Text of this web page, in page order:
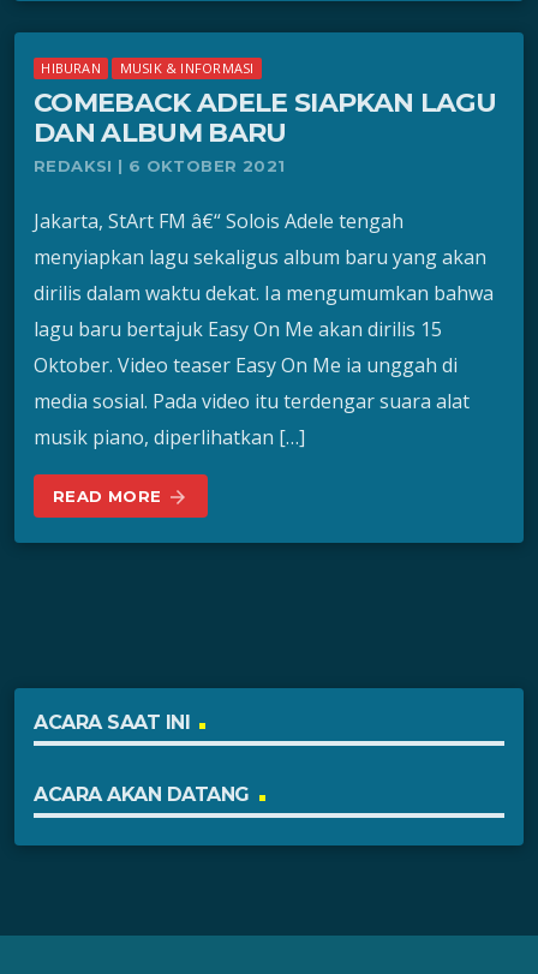
HIBURAN MUSIK & INFORMASI
COMEBACK ADELE SIAPKAN LAGU
DAN ALBUM BARU
REDAKSI | 6 OKTOBER 2021
Jakarta, StArt FM â€“ Solois Adele tengah
menyiapkan lagu sekaligus album baru yang akan
dirilis dalam waktu dekat. Ia mengumumkan bahwa
lagu baru bertajuk Easy On Me akan dirilis 15
Oktober. Video teaser Easy On Me ia unggah di
media sosial. Pada video itu terdengar suara alat
musik piano, diperlihatkan […]
READ MORE arrow_forward
ACARA SAAT INI
ACARA AKAN DATANG